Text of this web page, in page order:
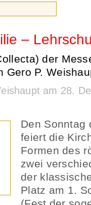
–
der
Gero P.
am 28.
Den Sonntag
feiert die
Formen des
zwei
der
Platz am 1.